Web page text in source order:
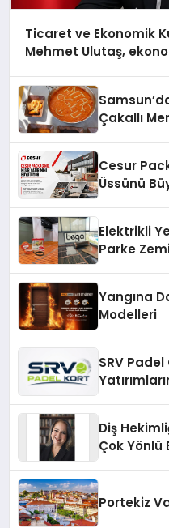
Ticaret ve Ekonomik
Mehmet Ulutaş,
Çakallı
Cesur
Üssünü
Elektrikli
Parke
Yangına
Modelleri
SRV
Diş
Çok Yönlü
Portekiz